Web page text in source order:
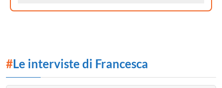
#Le interviste di Francesca